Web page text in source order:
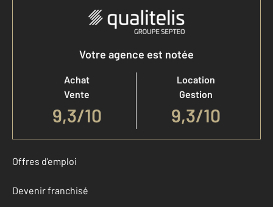
Votre agence est notée
Achat
Vente
9,3/10
Location
Gestion
9,3/10
Offres d'emploi
Devenir franchisé